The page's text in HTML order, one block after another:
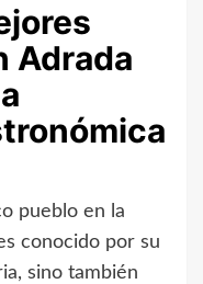
Adrada
pueblo en la
conocido por su
sino también